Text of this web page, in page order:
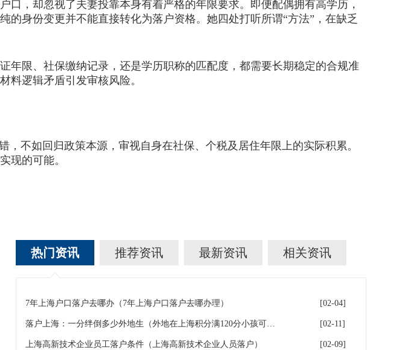
，却忽视了夫妻投靠本身有着严格的年限要求。即便配偶拥有高学历，
身份变更并不能直接转化为落户资格。她四处打听所谓“方法”，在缺乏
限、社保缴纳记录，还是学历职称的匹配度，都需要长期稳定的合规准
料逻辑矛盾引发审核风险。
不如回归政策本源，审视自身在社保、个税及居住年限上的实际积累。
现的可能。
热门资讯 推荐资讯 最新资讯 相关资讯
7年上海户口落户去哪办（7年上海户口落户去哪办理） [02-04]
落户上海：一分绊倒多少外地生（外地在上海积分满120分小孩可以考上海大学吗） [02-11]
上海高新技术企业员工落户条件（上海高新技术企业人员落户） [02-09]